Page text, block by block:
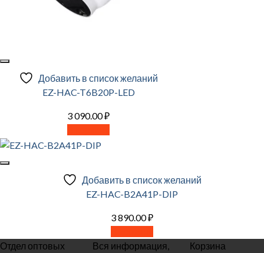
Добавить в список желаний
EZ-HAC-T6B20P-LED
3 090.00₽
Добавить в список желаний
EZ-HAC-B2A41P-DIP
3 890.00₽
Отдел оптовых
Вся информация,
Корзина